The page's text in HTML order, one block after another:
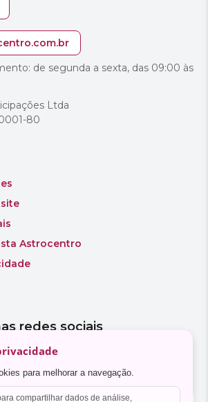
para melhorar a navegação.
compartilhar dados de análise,